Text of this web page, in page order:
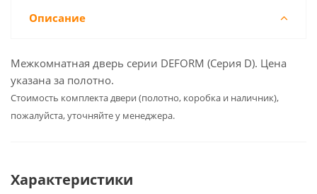
Описание
Межкомнатная дверь серии DEFORM (Серия D). Цена
указана за полотно.
Cтоимость комплекта двери (полотно, коробка и наличник),
пожалуйста, уточняйте у менеджера.
Характеристики